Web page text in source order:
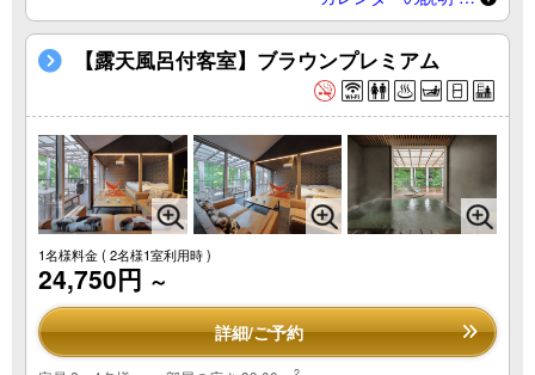
【露天風呂付客室】ブラウンプレミアム
1名様料金( 2名様1室利用時 )
24,750円 ～
詳細/ご予約